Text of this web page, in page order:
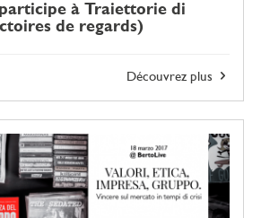
à Traiettorie di
de regards)
Découvrez plus